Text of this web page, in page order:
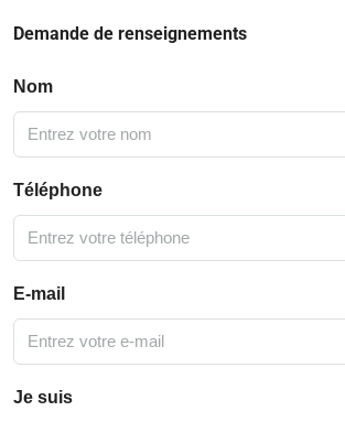
Demande de renseignements
Nom
Téléphone
E-mail
Je suis